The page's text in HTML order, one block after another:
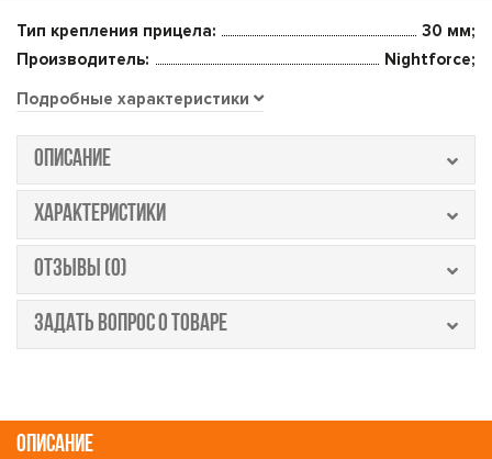
Тип крепления прицела:
30 мм;
Производитель:
Nightforce;
Подробные характеристики
ОПИСАНИЕ
ХАРАКТЕРИСТИКИ
ОТЗЫВЫ (0)
ЗАДАТЬ ВОПРОС О ТОВАРЕ
ОПИСАНИЕ